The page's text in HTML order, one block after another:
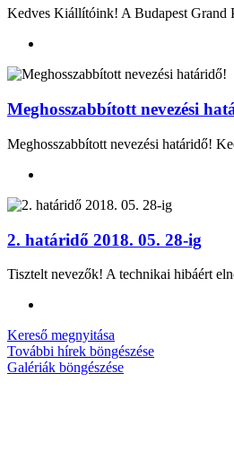
Kedves Kiállítóink! A Budapest Grand
Meghosszabbított nevezési
Meghosszabbított nevezési határidő!
2. határidő 2018. 05. 28-ig
Tisztelt nevezők! A technikai hibáért
Kereső megnyitása
További hírek böngészése
Galériák böngészése